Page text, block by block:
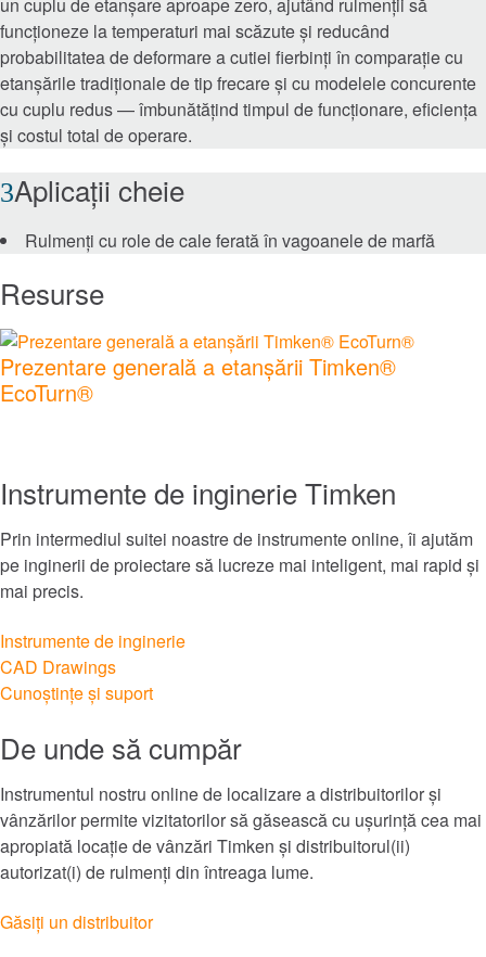
Pieţe
Aerospațială și Apărare
Generarea de energie și energia regenerabilă
Mancare si bautura
Minerit
Explorați toate piețele
Timken
Rollon®
Philadelphia Gear
funcționeze la temperaturi mai scăzute și reducând
probabilitatea de deformare a cutiei fierbinți în comparație cu
etanșările tradiționale de tip frecare și cu modelele concurente
cu cuplu redus — îmbunătățind timpul de funcționare, eficiența
și costul total de operare.
Aplicații cheie
Rulmenți cu role de cale ferată în vagoanele de marfă
Resurse
Prezentare generală a etanșării Timken®
EcoTurn®
Instrumente de inginerie Timken
Prin intermediul suitei noastre de instrumente online, îi ajutăm
pe inginerii de proiectare să lucreze mai inteligent, mai rapid și
mai precis.
Instrumente de inginerie
CAD Drawings
Cunoștințe și suport
De unde să cumpăr
Instrumentul nostru online de localizare a distribuitorilor și
vânzărilor permite vizitatorilor să găsească cu ușurință cea mai
apropiată locație de vânzări Timken și distribuitorul(ii)
autorizat(i) de rulmenți din întreaga lume.
Găsiți un distribuitor